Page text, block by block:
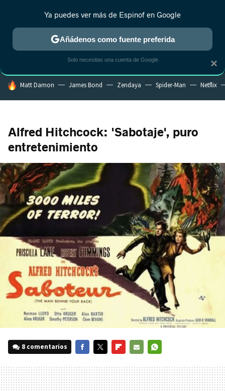
MENÚ NUEVO
ESTRENOS REALITY ANIME RANKINGS CINE
HOY SE HABLA DE
Matt Damon James Bond Zendaya Spider-Man Netflix
Alfred Hitchcock: 'Sabotaje', puro
entretenimiento
8 comentarios
MAIL
×
Ya puedes ver más de Espinof en Google
Añádenos como fuente preferida
Solo necesitas una cuenta de Google